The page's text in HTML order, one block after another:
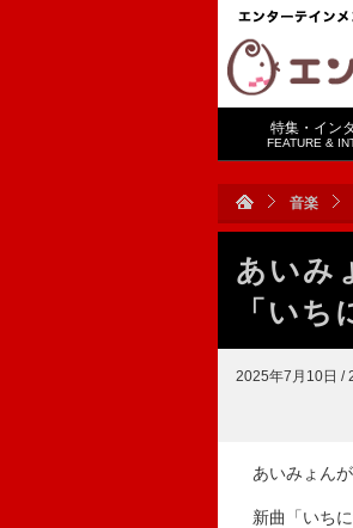
特集・イン
FEATURE &
音楽
あいみ
「い
2025年7月10日 /
あいみょんが
新曲「いちに